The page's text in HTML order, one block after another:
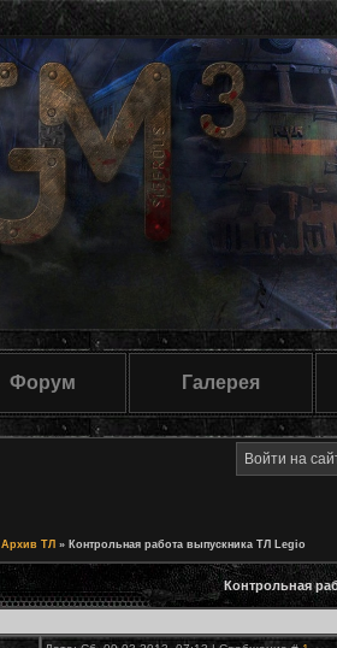
Форум Галерея
Войти на
Архив ТЛ » Контрольная работа выпускника ТЛ Legio
Контрольная